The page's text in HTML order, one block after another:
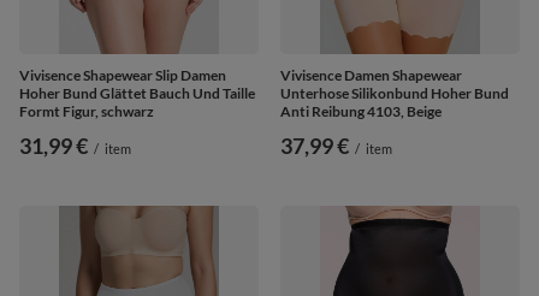
Vivisence Shapewear Slip Damen
Hoher Bund Glättet Bauch Und Taille
Formt Figur, schwarz
31,99 € / item
Vivisence Damen Shapewear
Unterhose Silikonbund Hoher Bund
Anti Reibung 4103, Beige
37,99 € / item